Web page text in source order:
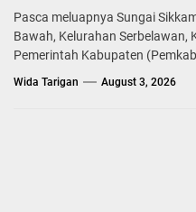
Pasca meluapnya Sungai
Bawah, Kelurahan Serbelawan,
Pemerintah Kabupaten
Wida Tarigan August 3, 2026